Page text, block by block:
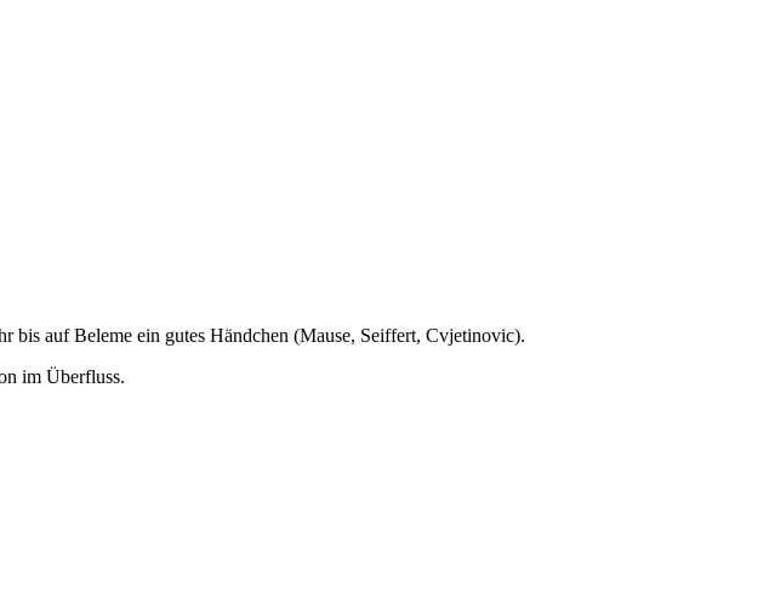
bis auf Beleme ein gutes Händchen (Mause, Seiffert, Cvjetinovic).
im Überfluss.